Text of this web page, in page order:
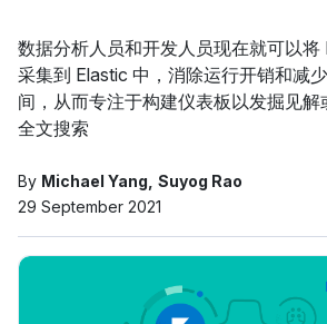
数据分析人员和开发人员现在就可以
采集到 Elastic 中，消除运行开销和减
间，从而专注于构建仪表板以发掘见
全文搜索
By Michael Yang Suyog Rao
29 September 2021